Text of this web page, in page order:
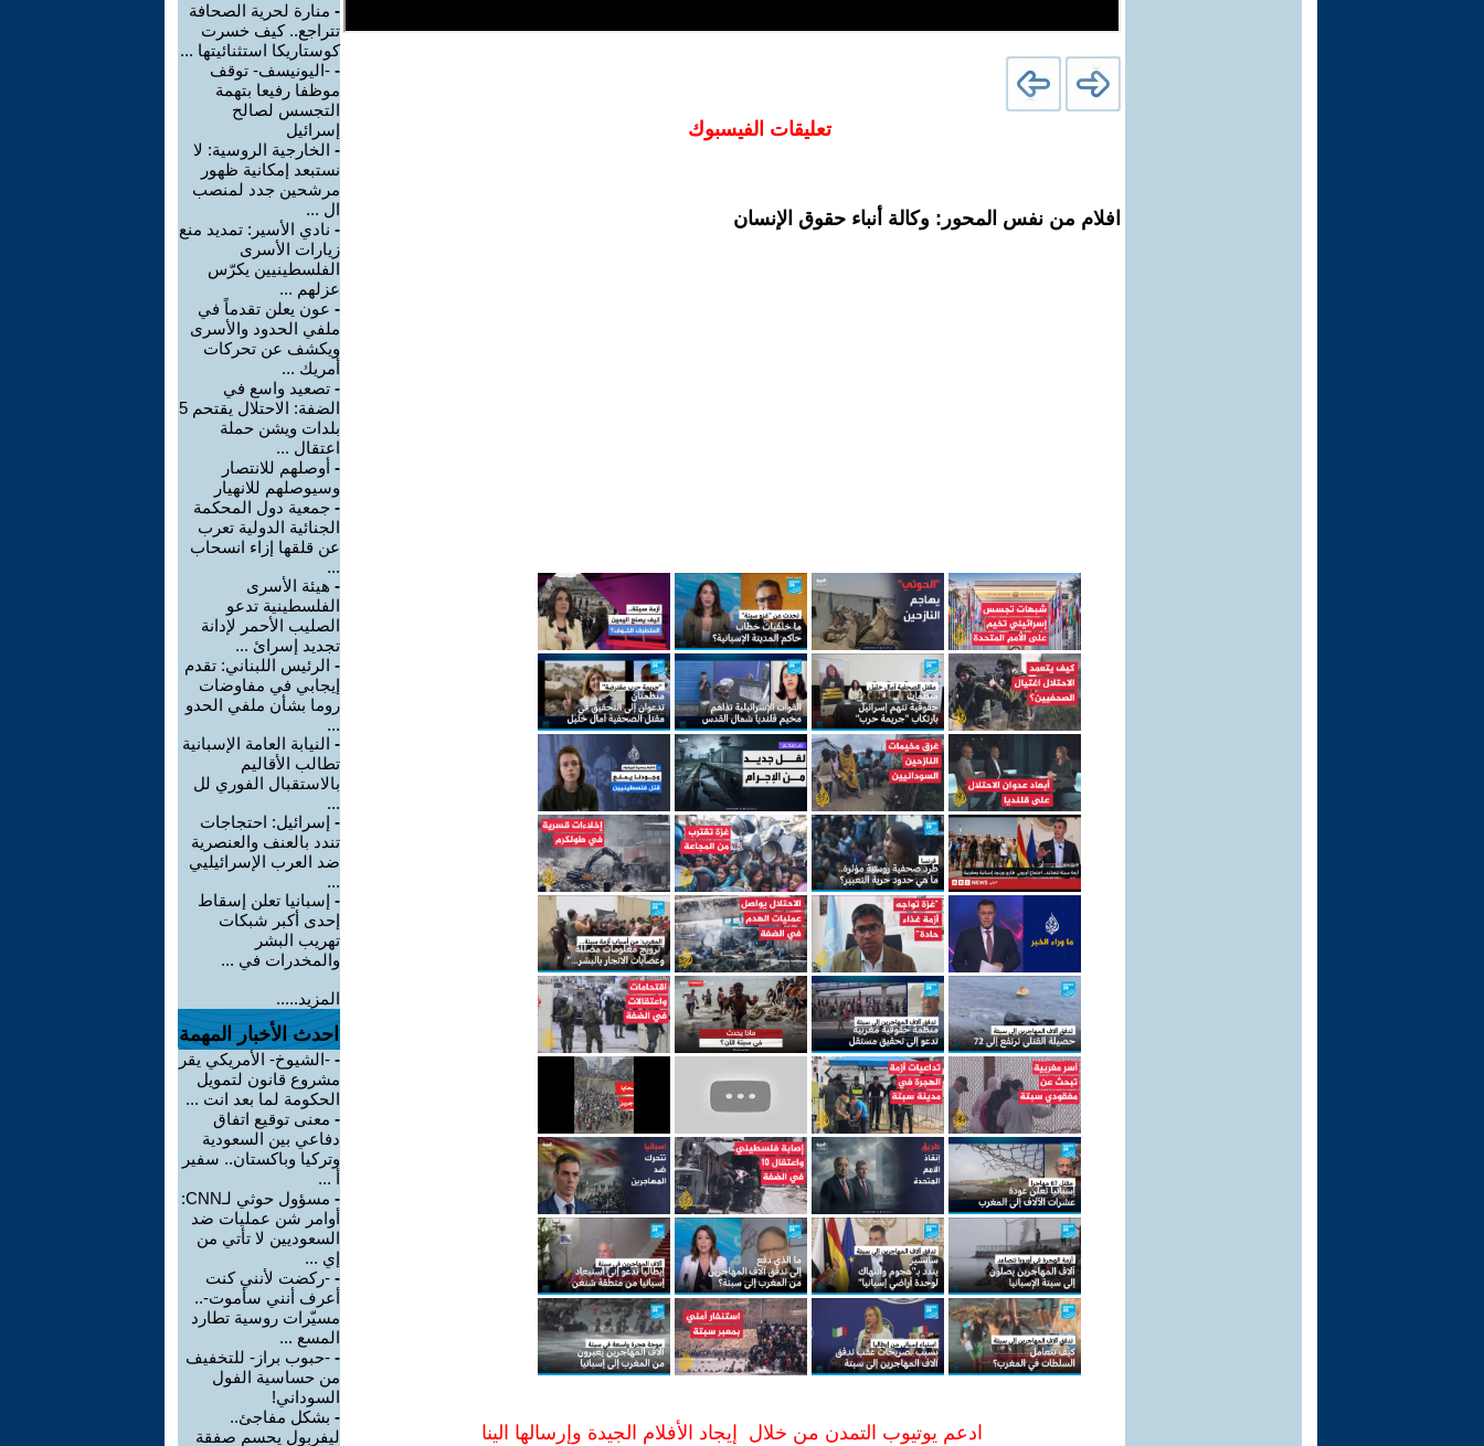
تعليقات الفيسبوك
افلام من نفس المحور: وكالة أنباء حقوق الإنسان
ادعم يوتيوب التمدن من خلال إيجاد الأفلام الجيدة وإرسالها الينا
- منارة لحرية الصحافة
تتراجع.. كيف خسرت
كوستاريكا استثنائيتها ...
- -اليونيسف- توقف
موظفا رفيعا بتهمة
التجسس لصالح
إسرائيل
- الخارجية الروسية: لا
نستبعد إمكانية ظهور
مرشحين جدد لمنصب
ال ...
- نادي الأسير: تمديد منع
زيارات الأسرى
الفلسطينيين يكرّس
عزلهم ...
- عون يعلن تقدماً في
ملفي الحدود والأسرى
ويكشف عن تحركات
أمريك ...
- تصعيد واسع في
الضفة: الاحتلال يقتحم 5
بلدات ويشن حملة
اعتقال ...
- أوصلهم للانتصار
وسيوصلهم للانهيار
- جمعية دول المحكمة
الجنائية الدولية تعرب
عن قلقها إزاء انسحاب
...
- هيئة الأسرى
الفلسطينية تدعو
الصليب الأحمر لإدانة
تجديد إسرائ ...
- الرئيس اللبناني: تقدم
إيجابي في مفاوضات
روما بشأن ملفي الحدو
...
- النيابة العامة الإسبانية
تطالب الأقاليم
بالاستقبال الفوري لل
...
- إسرائيل: احتجاجات
تندد بالعنف والعنصرية
ضد العرب الإسرائيليي
...
- إسبانيا تعلن إسقاط
إحدى أكبر شبكات
تهريب البشر
والمخدرات في ...
المزيد.....
احدث الأخبار المهمة
- -الشيوخ- الأمريكي يقر
مشروع قانون لتمويل
الحكومة لما بعد انت ...
- معنى توقيع اتفاق
دفاعي بين السعودية
وتركيا وباكستان.. سفير
أ ...
-
مسؤول حوثي لـCNN:
أوامر شن عمليات ضد
السعوديين لا تأتي من
إي ...
- -ركضت لأنني كنت
أعرف أنني سأموت-..
مسيّرات روسية تطارد
المسع ...
- -حبوب براز- للتخفيف
من حساسية الفول
السوداني!
- بشكل مفاجئ..
ليفربول يحسم صفقة